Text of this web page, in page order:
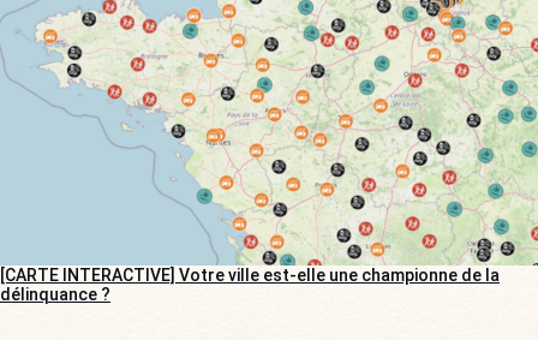
[CARTE INTERACTIVE] Votre ville est-elle une championne de la
délinquance ?